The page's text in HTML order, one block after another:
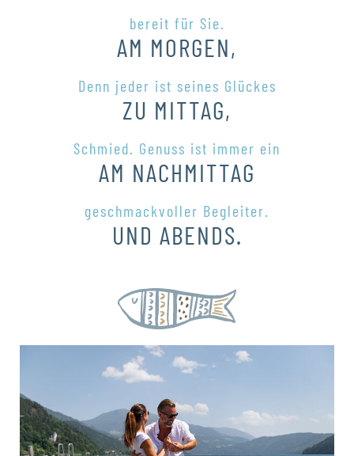
bereit für Sie.
AM MORGEN,
Denn jeder ist seines Glückes
ZU MITTAG,
Schmied. Genuss ist immer ein
AM NACHMITTAG
geschmackvoller Begleiter.
UND ABENDS.